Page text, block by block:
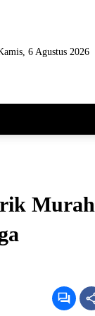
6 Agustus 2026
Murah